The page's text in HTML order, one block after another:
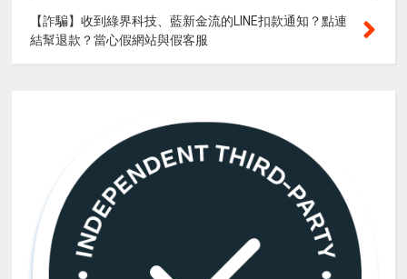
【詐騙】收到綠界科技、藍新金流的LINE扣款通知？點連
結幫退款？當心假網站與假客服